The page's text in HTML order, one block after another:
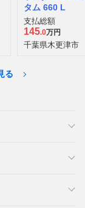
タム 660 L
支払総額
145.0万円
千葉県木更津市
る